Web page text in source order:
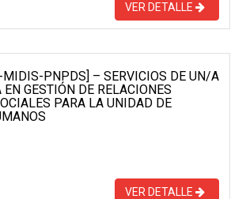
VER DETALLE
MIDIS-PNPDS] – SERVICIOS DE UN/A
GESTIÓN DE RELACIONES
PARA LA UNIDAD DE
VER DETALLE